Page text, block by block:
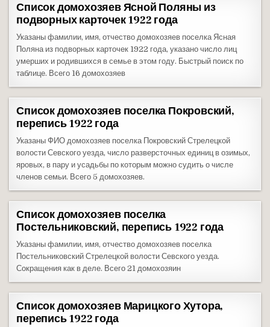
Список домохозяев Ясной Поляны из
подворных карточек 1922 года
Указаны фамилии, имя, отчество домохозяев поселка Ясная
Поляна из подворных карточек 1922 года, указано число лиц
умерших и родившихся в семье в этом году. Быстрый поиск по
таблице. Всего 16 домохозяев
Список домохозяев поселка Покровский,
перепись 1922 года
Указаны ФИО домохозяев поселка Покровский Стрелецкой
волости Севского уезда, число разверсточных единиц в озимых,
яровых, в пару и усадьбы по которым можно судить о числе
членов семьи. Всего 5 домохозяев.
Список домохозяев поселка
Постельниковский, перепись 1922 года
Указаны фамилии, имя, отчество домохозяев поселка
Постельниковский Стрелецкой волости Севского уезда.
Сокращения как в деле. Всего 21 домохозяин
Список домохозяев Марицкого Хутора,
перепись 1922 года